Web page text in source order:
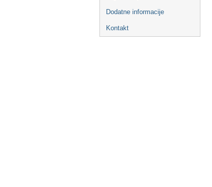
Dodatne informacije
Kontakt